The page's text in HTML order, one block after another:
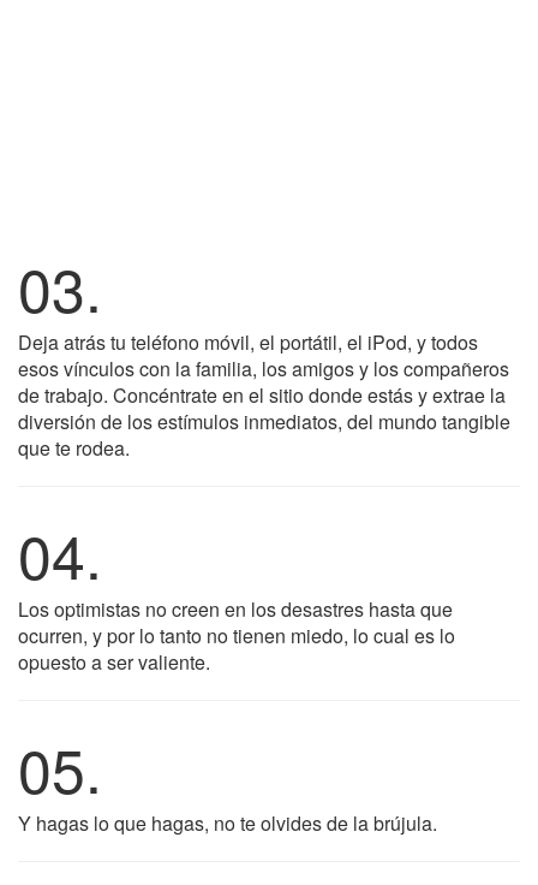
03.
Deja atrás tu teléfono móvil, el portátil, el iPod, y todos
esos vínculos con la familia, los amigos y los compañeros
de trabajo. Concéntrate en el sitio donde estás y extrae la
diversión de los estímulos inmediatos, del mundo tangible
que te rodea.
04.
Los optimistas no creen en los desastres hasta que
ocurren, y por lo tanto no tienen miedo, lo cual es lo
opuesto a ser valiente.
05.
Y hagas lo que hagas, no te olvides de la brújula.